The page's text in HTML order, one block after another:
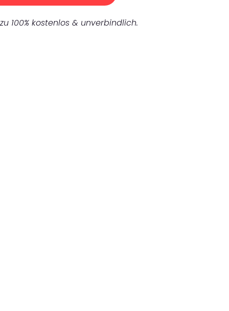
100% kostenlos & unverbindlich.